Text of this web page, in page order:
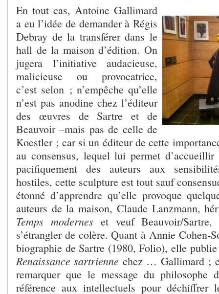
En tout cas, Antoine Gallimard
a eu l’idée de demander à Régis
Debray de la transférer dans le
hall de la maison d’édition. On
jugera l’initiative audacieuse,
malicieuse ou provocatrice,
c’est selon ; n’empêche qu’elle
n’est pas anodine chez l’éditeur
des œuvres de Sartre et de
Beauvoir –mais pas de celle de
Koestler ; car si un éditeur de cette
au consensus, lequel lui permet
pacifiquement des auteurs aux
hostiles, cette sculpture est tout sauf
étonné d’apprendre qu’elle provoque
auteurs de la maison, Claude Lanzmann,
Temps modernes et veuf Beauvoir/
s’étrangler de colère. Quant à Annie Cohen-
biographie de Sartre (1980, Folio), elle
Renaissance sartrienne chez … Gallimard ;
remarquer que le message du philosophe
référence aux intellectuels pour déchiffrer